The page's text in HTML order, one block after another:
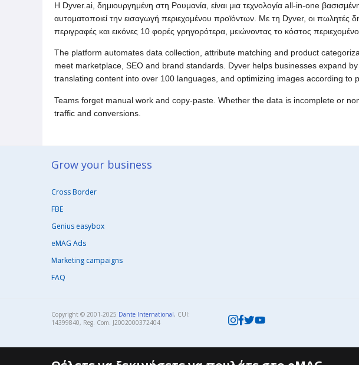
Η Dyver.ai, δημιουργημένη στη Ρουμανία, είναι μια τεχνολογία all-in-one
αυτοματοποιεί την εισαγωγή περιεχομένου προϊόντων. Με τη Dyver, οι πωλητές
περιγραφές και εικόνες 10 φορές γρηγορότερα, μειώνοντας το κόστος
The platform automates data collection, attribute matching and product
meet marketplace, SEO and brand standards. Dyver helps businesses expand
translating content into over 100 languages, and optimizing images according to
Teams forget manual work and copy-paste. Whether the data is incomplete or
traffic and conversions.
Grow your business​
Cross Border
FBE
Genius easybox
eMAG Ads
Marketing campaigns
FAQ
Copyright © 2001-2025 Dante International, CUI:
14399840, Reg. Com. J2002000372404​